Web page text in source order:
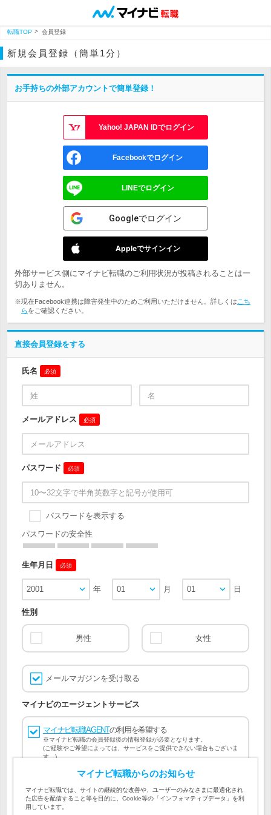
転職TOP 会員登録
新規会員登録（簡単1分）
お手持ちの外部アカウントで簡単登録！
Yahoo! JAPAN IDでログイン
Facebookでログイン
LINEでログイン
Googleでログイン
Appleでサインイン
外部サービス側にマイナビ転職のご利用状況が投稿されることは一
切ありません。
※現在Facebook連携は障害発生中のためご利用いただけません。詳しくは こち
らをご確認ください。
直接会員登録をする
氏名 必須
メールアドレス 必須
パスワード 必須
パスワードを表示する
パスワードの安全性
生年月日 必須
2001 年 01 月 01 日
性別
男性 女性
メールマガジンを受け取る
マイナビのエージェントサービス
マイナビ転職AGENTの利用を希望する
※マイナビ転職の会員登録後の情報登録が必要となります。
(ご経験やご希望によっては、サービスをご提供できない場合もございま
す。)
会員登録には マイナビ転職 会員規約
マイナビ転職AGENT
会員規約、マイナビ転職AGENT 個人情報の取り扱い および
個人情報の取り扱い
マイナビ転職からのお知らせ
マイナビ転職では、サイトの継続的な改善や、ユーザーのみなさまに最適化され
た広告を配信すること等を目的に、Cookie等の「インフォマティブデータ」を利
用しています。